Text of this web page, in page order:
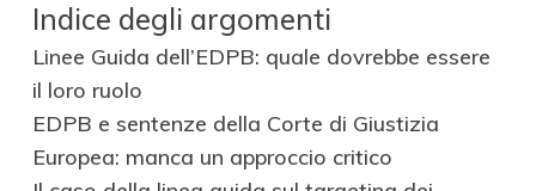
Indice degli argomenti
Linee Guida dell’EDPB: quale dovrebbe essere
il loro ruolo
EDPB e sentenze della Corte di Giustizia
Europea: manca un approccio critico